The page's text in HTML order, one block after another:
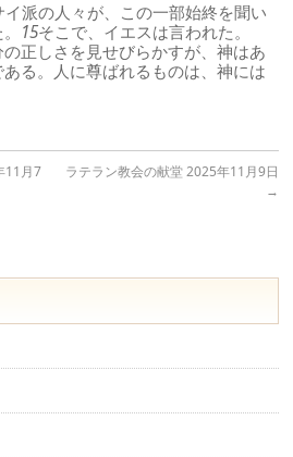
派の人々が、この一部始終を聞い
15そこで、イエスは言われた。
の正しさを見せびらかすが、神はあ
る。人に尊ばれるものは、神には
11月7
ラテラン教会の献堂 2025年11月9日
→